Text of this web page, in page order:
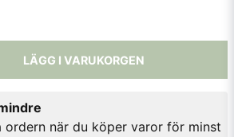
LÄGG I VARUKORGEN
ordern när du köper varor för minst